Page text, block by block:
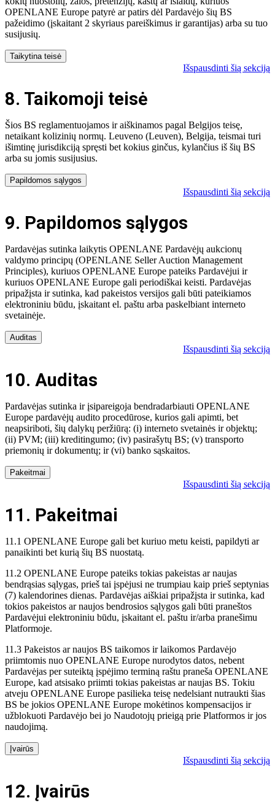
OPENLANE Europe patyrė ar patirs dėl Pardavėjo šių BS
pažeidimo (įskaitant 2 skyriaus pareiškimus ir garantijas) arba su tuo
susijusių.
Taikytina teisė
Išspausdinti šią sekciją
8. Taikomoji teisė
Šios BS reglamentuojamos ir aiškinamos pagal Belgijos teisę,
netaikant kolizinių normų. Leuveno (Leuven), Belgija, teismai turi
išimtinę jurisdikciją spręsti bet kokius ginčus, kylančius iš šių BS
arba su jomis susijusius.
Papildomos sąlygos
Išspausdinti šią sekciją
9. Papildomos sąlygos
Pardavėjas sutinka laikytis OPENLANE Pardavėjų aukcionų
valdymo principų (OPENLANE Seller Auction Management
Principles), kuriuos OPENLANE Europe pateiks Pardavėjui ir
kuriuos OPENLANE Europe gali periodiškai keisti. Pardavėjas
pripažįsta ir sutinka, kad pakeistos versijos gali būti pateikiamos
elektroniniu būdu, įskaitant el. paštu arba paskelbiant interneto
svetainėje.
Auditas
Išspausdinti šią sekciją
10. Auditas
Pardavėjas sutinka ir įsipareigoja bendradarbiauti OPENLANE
Europe pardavėjų audito procedūrose, kurios gali apimti, bet
neapsiriboti, šių dalykų peržiūrą: (i) interneto svetainės ir objektų;
(ii) PVM; (iii) kreditingumo; (iv) pasirašytų BS; (v) transporto
priemonių ir dokumentų; ir (vi) banko sąskaitos.
Pakeitmai
Išspausdinti šią sekciją
11. Pakeitmai
11.1 OPENLANE Europe gali bet kuriuo metu keisti, papildyti ar
panaikinti bet kurią šių BS nuostatą.
11.2 OPENLANE Europe pateiks tokias pakeistas ar naujas
bendrąsias sąlygas, prieš tai įspėjusi ne trumpiau kaip prieš septynias
(7) kalendorines dienas. Pardavėjas aiškiai pripažįsta ir sutinka, kad
tokios pakeistos ar naujos bendrosios sąlygos gali būti praneštos
Pardavėjui elektroniniu būdu, įskaitant el. paštu ir/arba pranešimu
Platformoje.
11.3 Pakeistos ar naujos BS taikomos ir laikomos Pardavėjo
priimtomis nuo OPENLANE Europe nurodytos datos, nebent
Pardavėjas per suteiktą įspėjimo terminą raštu praneša OPENLANE
Europe, kad atsisako priimti tokias pakeistas ar naujas BS. Tokiu
atveju OPENLANE Europe pasilieka teisę nedelsiant nutraukti šias
BS be jokios OPENLANE Europe mokėtinos kompensacijos ir
užblokuoti Pardavėjo bei jo Naudotojų prieigą prie Platformos ir jos
naudojimą.
Įvairūs
Išspausdinti šią sekciją
12. Įvairūs